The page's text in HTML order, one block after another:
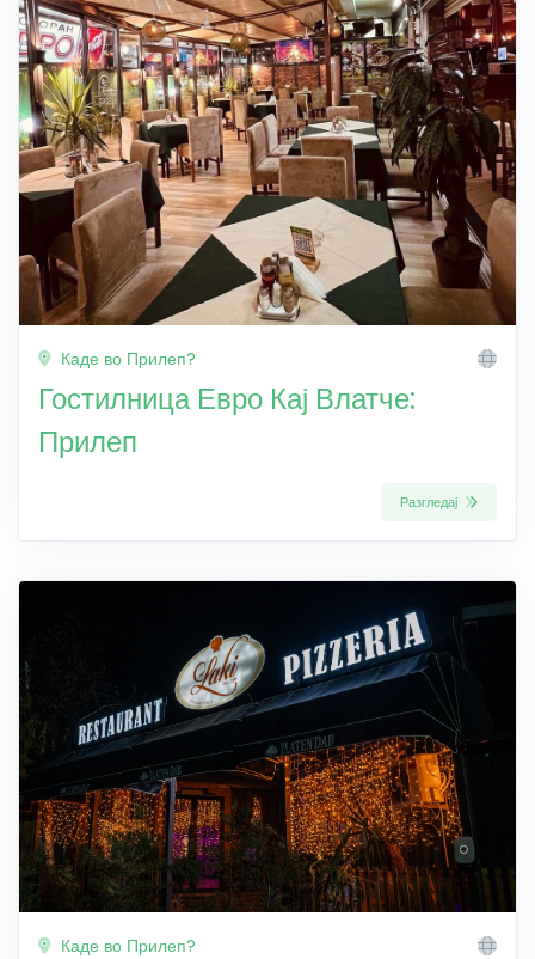
Каде во Прилеп?
Гостилница Евро Кај Влатче:
Прилеп
Разгледај
Каде во Прилеп?